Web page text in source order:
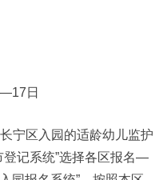
日
区入园的适龄幼儿监护
登记系统”选择各区报名—